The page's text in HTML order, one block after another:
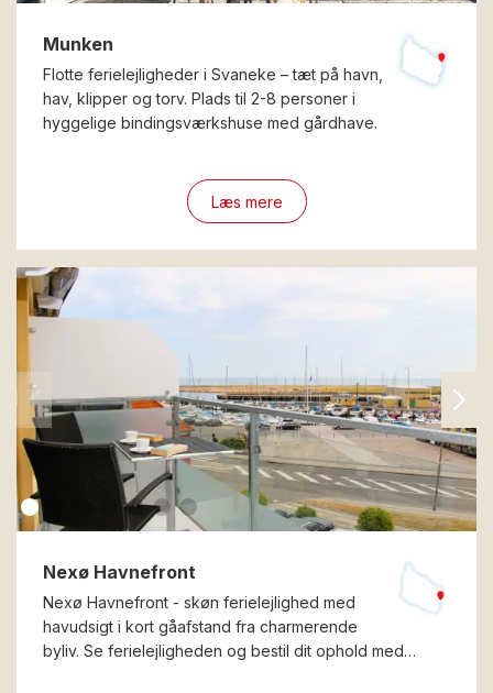
Munken
Flotte ferielejligheder i Svaneke – tæt på havn,
hav, klipper og torv. Plads til 2-8 personer i
hyggelige bindingsværkshuse med gårdhave.
Læs mere
Nexø Havnefront
Nexø Havnefront - skøn ferielejlighed med
havudsigt i kort gåafstand fra charmerende
byliv. Se ferielejligheden og bestil dit ophold med…